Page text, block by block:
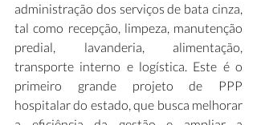
administração dos serviços de bata cinza,
tal como recepção, limpeza, manutenção
predial, lavanderia, alimentação,
transporte interno e logística. Este é o
primeiro grande projeto de PPP
hospitalar do estado, que busca melhorar